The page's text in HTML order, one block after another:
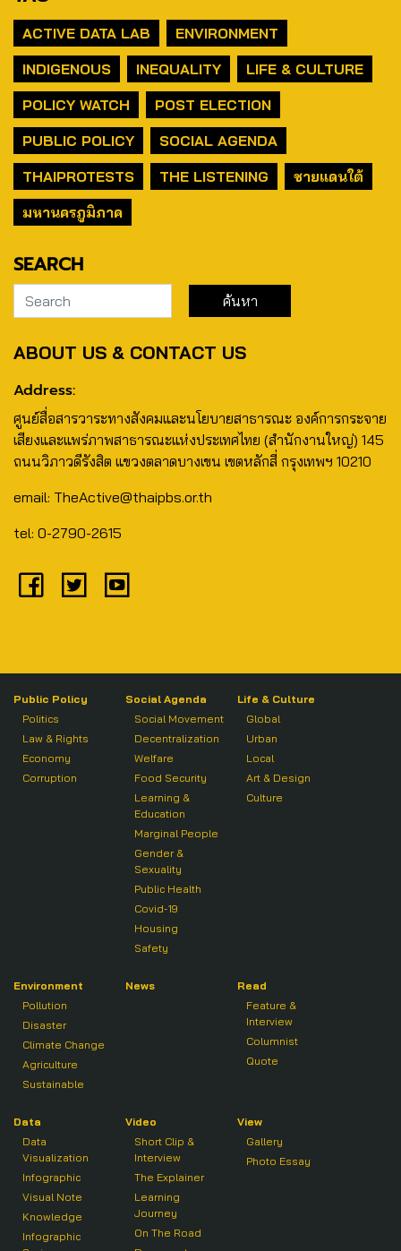
ACTIVE DATA LAB
ENVIRONMENT
INDIGENOUS
INEQUALITY
LIFE & CULTURE
POLICY WATCH
POST ELECTION
PUBLIC POLICY
SOCIAL AGENDA
THAIPROTESTS
THE LISTENING
ชายแดนใต้
มหานครภูมิภาค
SEARCH
ABOUT US & CONTACT US
Address:
ศูนย์สื่อสารวาระทางสังคมและนโยบายสาธารณะ องค์การกระจาย
เสียงและแพร่ภาพสาธารณะแห่งประเทศไทย (สำนักงานใหญ่) 145
ถนนวิภาวดีรังสิต แขวงตลาดบางเขน เขตหลักสี่ กรุงเทพฯ 10210
email: TheActive@thaipbs.or.th
tel: 0-2790-2615
Public Policy
Politics
Law & Rights
Economy
Corruption
Social Agenda
Social Movement
Decentralization
Welfare
Food Security
Learning &
Education
Marginal People
Gender &
Sexuality
Public Health
Covid-19
Housing
Safety
Life & Culture
Global
Urban
Local
Art & Design
Culture
Environment
Pollution
Disaster
Climate Change
Agriculture
Sustainable
News
Read
Feature &
Interview
Columnist
Quote
Data
Data
Visualization
Infographic
Visual Note
Knowledge
Infographic
Video
Short Clip &
Interview
The Explainer
Learning
Journey
On The Road
View
Gallery
Photo Essay